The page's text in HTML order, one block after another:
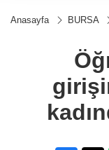
Anasayfa BURSA